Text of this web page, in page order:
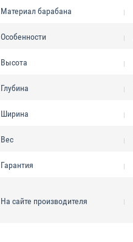
Материал барабана
Особенности
Высота
Глубина
Ширина
Вес
Гарантия
На сайте производителя